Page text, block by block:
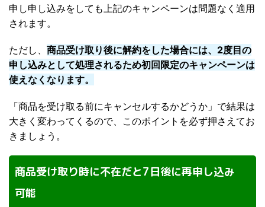
申し申し込みをしても上記のキャンペーンは問題なく適用
されます。
ただし、 商品受け取り後に解約をした場合には、2度目の
申し込みとして処理されるため初回限定のキャンペーンは
使えなくなります。
「商品を受け取る前にキャンセルするかどうか」で結果は
大きく変わってくるので、このポイントを必ず押さえてお
きましょう。
商品受け取り時に不在だと7日後に再申し込み
可能